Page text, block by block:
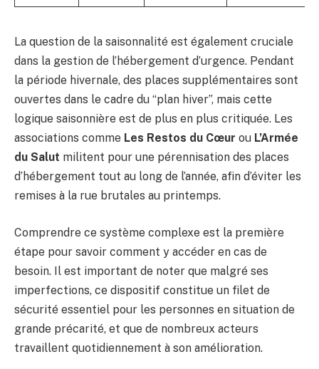
La question de la saisonnalité est également cruciale
dans la gestion de l’hébergement d’urgence. Pendant
la période hivernale, des places supplémentaires sont
ouvertes dans le cadre du “plan hiver”, mais cette
logique saisonnière est de plus en plus critiquée. Les
associations comme Les Restos du Cœur ou L’Armée
du Salut militent pour une pérennisation des places
d’hébergement tout au long de l’année, afin d’éviter les
remises à la rue brutales au printemps.
Comprendre ce système complexe est la première
étape pour savoir comment y accéder en cas de
besoin. Il est important de noter que malgré ses
imperfections, ce dispositif constitue un filet de
sécurité essentiel pour les personnes en situation de
grande précarité, et que de nombreux acteurs
travaillent quotidiennement à son amélioration.